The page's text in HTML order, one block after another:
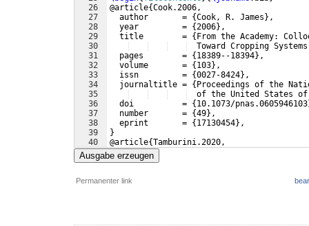
26
27
28
29
30
31
32
33
34
35
36
37
38
39
40
41
@article{Cook.2006,
  author       =
{Cook, R. James } ,
  year         =
{2006} ,
  title        =
{ From the Academy:
Toward Cropping
  pages        =
{ 18389--18394} ,
  volume       =
{ 103} ,
  issn         =
{0027-8424} ,
  journaltitle =
{ Proceedings of the
of the United States
  doi          =
{ 10.1073/pnas.0605946103
  number       =
{49} ,
  eprint       =
{ 17130454} ,
}
@article{Tamburini.2020,
  author       =
Ausgabe erzeugen
Permanenter link